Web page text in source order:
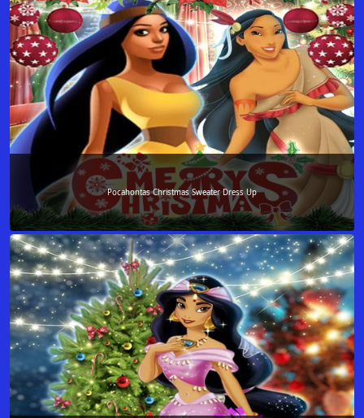
Pocahontas Christmas Sweater Dress Up